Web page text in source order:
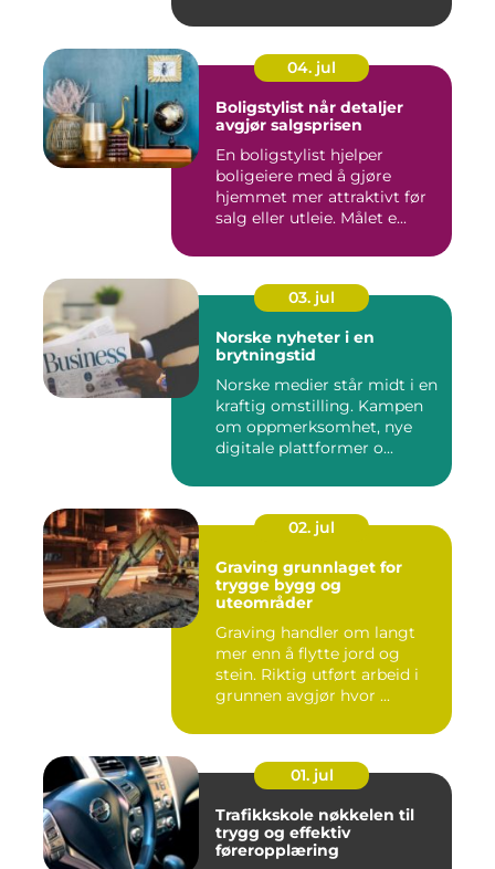
04. jul
Boligstylist når detaljer
avgjør salgsprisen
En boligstylist hjelper
boligeiere med å gjøre
hjemmet mer attraktivt før
salg eller utleie. Målet e...
03. jul
Norske nyheter i en
brytningstid
Norske medier står midt i en
kraftig omstilling. Kampen
om oppmerksomhet, nye
digitale plattformer o...
02. jul
Graving grunnlaget for
trygge bygg og
uteområder
Graving handler om langt
mer enn å flytte jord og
stein. Riktig utført arbeid i
grunnen avgjør hvor ...
01. jul
Trafikkskole nøkkelen til
trygg og effektiv
føreropplæring